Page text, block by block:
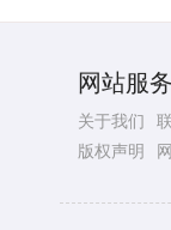
网站服务
关于我们
版权声明